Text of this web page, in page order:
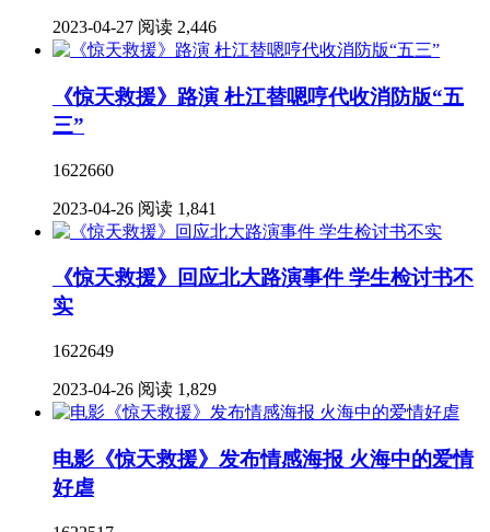
2023-04-27 阅读 2,446
《惊天救援》路演 杜江替嗯哼代收消防版“五
三”
1622660
2023-04-26 阅读 1,841
《惊天救援》回应北大路演事件 学生检讨书不
实
1622649
2023-04-26 阅读 1,829
电影《惊天救援》发布情感海报 火海中的爱情
好虐